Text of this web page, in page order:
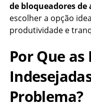
de bloqueadores de
escolher a opção
produtividade e
Por Que
Problema?